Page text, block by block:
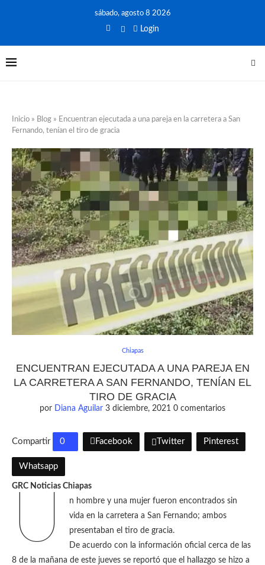
sábado, agosto 8 2026
Login
Inicio » Blog » Encuentran ejecutada a una pareja en la carretera a San
Fernando, tenían el tiro de gracia
Chiapas
ENCUENTRAN EJECUTADA A UNA PAREJA EN
LA CARRETERA A SAN FERNANDO, TENÍAN EL
TIRO DE GRACIA
por Diana Aguilar 3 diciembre, 2021 0 comentarios
Compartir 0 Facebook Twitter Pinterest
Whatsapp
GRC Noticias Chiapas
U
n hombre y una mujer fueron encontrados sin
vida en la carretera a San Fernando; ambos
presentaban el tiro de gracia.
De acuerdo con la información oficial cerca de las
8 de la mañana de este jueves se reportó que el hallazgo se hizo a